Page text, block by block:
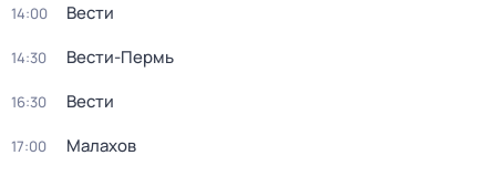
14:00 Вести
14:30 Вести-Пермь
16:30 Вести
17:00 Малахов